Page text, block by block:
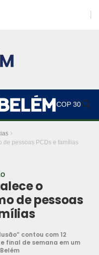
COP 30
de pessoas PCDs e famílias
o
de pessoas
contou com 12
final de semana em um